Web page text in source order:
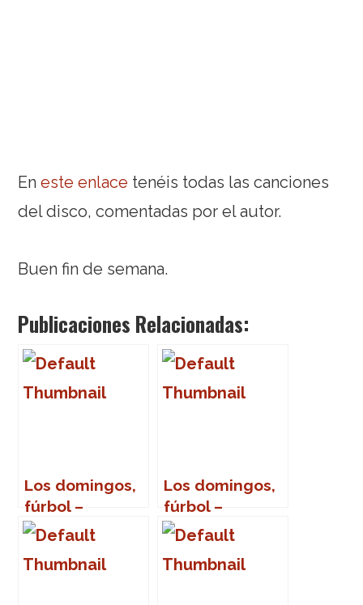
Eneste enlace tenéis todas las canciones
del disco, comentadas por el autor.
Buen fin de semana.
Publicaciones Relacionadas:
Los domingos,
fúrbol –
Jugadores con
profesiones u
Los domingos,
fúrbol –
Jugadores con
provincias